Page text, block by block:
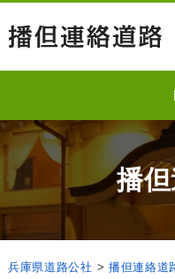
播
兵庫県道路公社 > 播但連絡道